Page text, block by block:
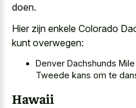
doen.
Hier zijn enkele Colorado
kunt overwegen:
Denver Dachshunds
Tweede kans om te
Hawaii